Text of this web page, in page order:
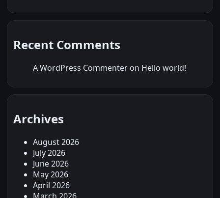
Recent Comments
A WordPress Commenter on Hello world!
Archives
August 2026
July 2026
June 2026
May 2026
April 2026